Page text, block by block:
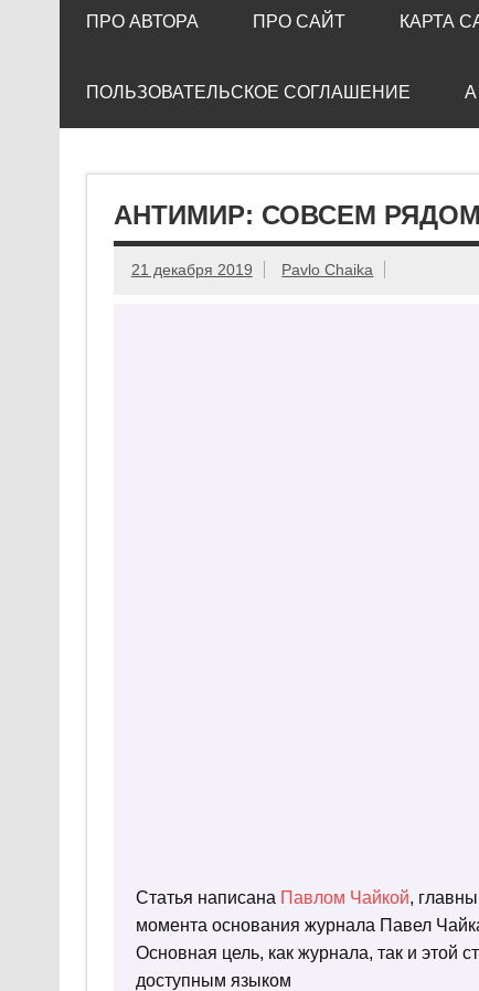
ПРО АВТОРА ПРО САЙТ КАРТА
ПОЛЬЗОВАТЕЛЬСКОЕ СОГЛАШЕНИЕ
АНТИМИР: СОВСЕМ РЯДОМ
21 декабря 2019 Pavlo Chaika
Статья написана Павлом Чайкой,
момента основания журнала Павел
Основная цель, как журнала, так и этой
доступным языком